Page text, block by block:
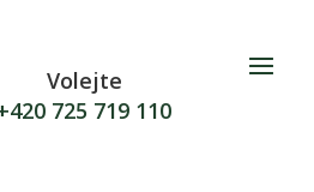
Volejte
725 719 110